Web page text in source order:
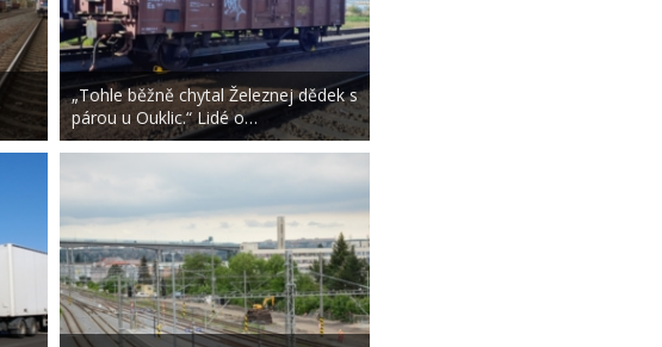
„Tohle běžně chytal Železnej dědek s
párou u Ouklic.“ Lidé o…